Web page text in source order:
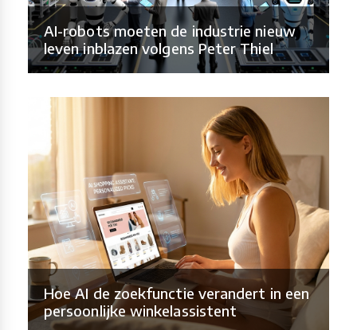
AI-robots moeten de industrie nieuw
leven inblazen volgens Peter Thiel
Hoe AI de zoekfunctie verandert in een
persoonlijke winkelassistent